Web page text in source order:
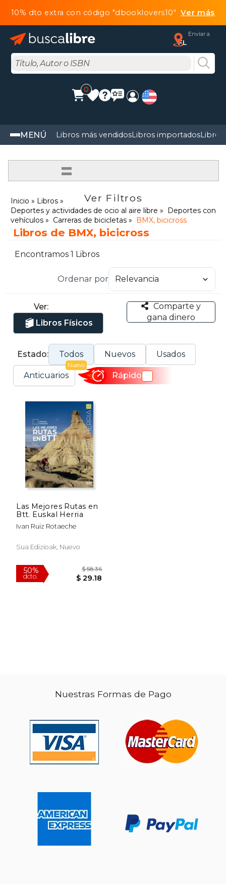
10% dto extra con código "dbooklovers10"Ver más
Enviar a
FL
0
MENÚ Libros más vendidosLibros importadosLibros
=
Ver Filtros
Inicio
Libros
Deportes y actividades de ocio al aire libre
Deportes con
vehículos
Carreras de bicicletas BMX, bicicross
Libros de BMX, bicicross
Encontramos 1 Libros
Ordenar por
Ver:
Libros Físicos
Comparte y
gana dinero
Estado: Todos Nuevos Usados
Anticuarios
Nuevo
Rápido
Las Mejores Rutas en
Btt. Euskal Herria
Ivan Ruiz Rotaeche
Sua Edizioak, Nuevo
Nuestras Formas de Pago